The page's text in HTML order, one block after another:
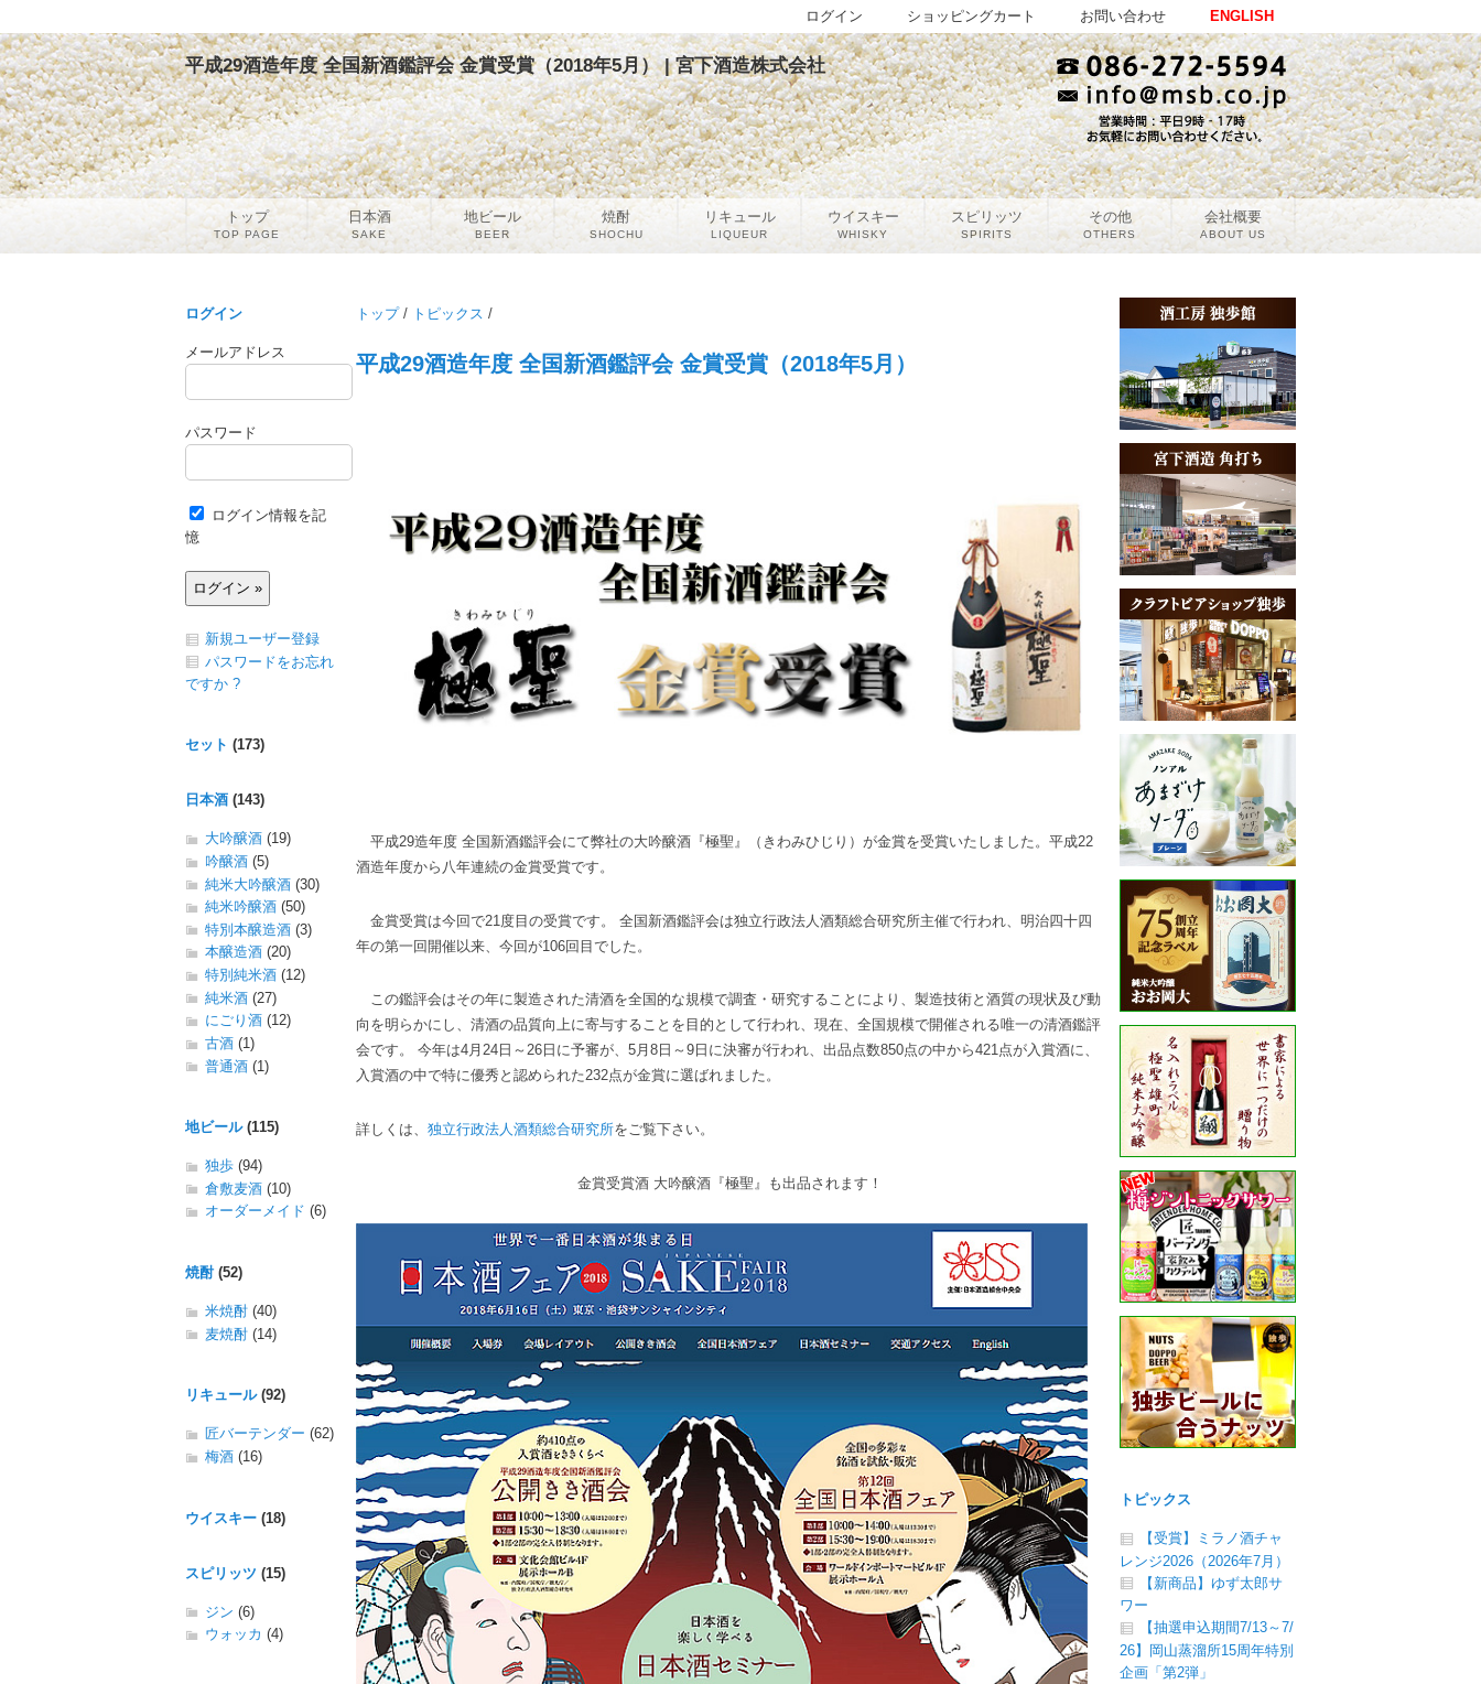
平成29酒造年度 全国新酒鑑評会 金賞受賞（2018年5月） | 宮下酒造株式会社
トップ/ トピックス /
平成29酒造年度 全国新酒鑑評会 金賞受賞（2018年5月）
平成29造年度 全国新酒鑑評会にて弊社の大吟醸酒『極聖』（きわみひじり）が金賞を受賞いたしました。平成22
酒造年度から八年連続の金賞受賞です。
金賞受賞は今回で21度目の受賞です。 全国新酒鑑評会は独立行政法人酒類総合研究所主催で行われ、明治四十四
年の第一回開催以来、今回が106回目でした。
この鑑評会はその年に製造された清酒を全国的な規模で調査・研究することにより、製造技術と酒質の現状及び動
向を明らかにし、清酒の品質向上に寄与することを目的として行われ、現在、全国規模で開催される唯一の清酒鑑評
会です。 今年は4月24日～26日に予審が、5月8日～9日に決審が行われ、出品点数850点の中から421点が入賞酒に、
入賞酒の中で特に優秀と認められた232点が金賞に選ばれました。
詳しくは、 独立行政法人酒類総合研究所をご覧下さい。
金賞受賞酒 大吟醸酒『極聖』も出品されます！
ログイン
メールアドレス
パスワード
ログイン情報を記
憶
新規ユーザー登録
パスワードをお忘れ
ですか ?
セット (173)
日本酒 (143)
大吟醸酒 (19)
吟醸酒 (5)
純米大吟醸酒 (30)
純米吟醸酒 (50)
特別本醸造酒 (3)
本醸造酒 (20)
特別純米酒 (12)
純米酒 (27)
にごり酒 (12)
古酒 (1)
普通酒 (1)
地ビール(115)
独歩 (94)
倉敷麦酒 (10)
オーダーメイド (6)
焼酎(52)
米焼酎 (40)
麦焼酎 (14)
リキュール(92)
匠バーテンダー (62)
梅酒 (16)
ウイスキー (18)
スピリッツ (15)
ジン (6)
ウォッカ (4)
トピックス
【受賞】ミラノ酒チャ
レンジ2026（2026年7月）
【新商品】ゆず太郎サ
ワー
【抽選申込期間7/13～7/
26】岡山蒸溜所15周年特別
企画「第2弾」
トップ
TOP PAGE
日本酒
SAKE
地ビール
BEER
焼酎
SHOCHU
リキュール
LIQUEUR
ウイスキー
WHISKY
スピリッツ
SPIRITS
その他
OTHERS
会社概要
ABOUT US
ENGLISH
お問い合わせ
ショッピングカート
ログイン